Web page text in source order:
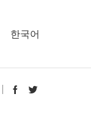
한국어